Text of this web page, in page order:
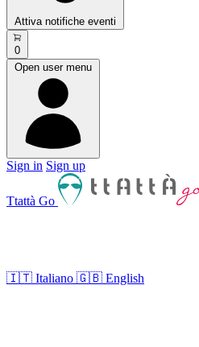
Attiva notifiche eventi
0
Open user menu
Sign in Sign up
Ttattà Go
🇮🇹 Italiano 🇬🇧 English